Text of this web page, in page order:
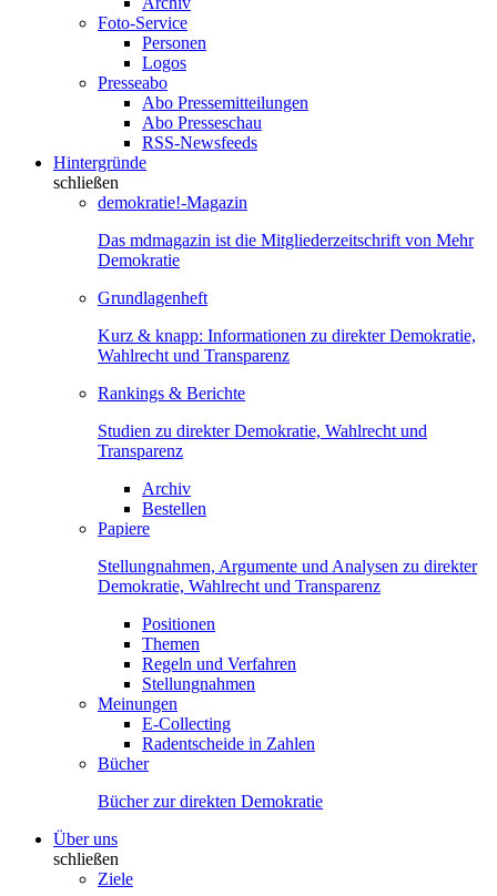
Foto-Service
Personen
Logos
Presseabo
Abo Pressemitteilungen
Abo Presseschau
RSS-Newsfeeds
Hintergründe
schließen
demokratie!-Magazin
Das mdmagazin ist die Mitgliederzeitschrift von Mehr
Demokratie
Grundlagenheft
Kurz & knapp: Informationen zu direkter Demokratie,
Wahlrecht und Transparenz
Rankings & Berichte
Studien zu direkter Demokratie, Wahlrecht und
Transparenz
Archiv
Bestellen
Papiere
Stellungnahmen, Argumente und Analysen zu direkter
Demokratie, Wahlrecht und Transparenz
Positionen
Themen
Regeln und Verfahren
Stellungnahmen
Meinungen
E-Collecting
Radentscheide in Zahlen
Bücher
Bücher zur direkten Demokratie
Über uns
schließen
Ziele